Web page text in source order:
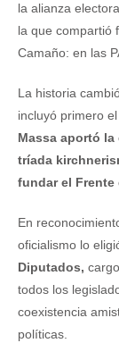
la alianza
la que compartió
Camaño: en las
La historia
incluyó primero el
Massa aportó
tríada
fundar el Frente
En
oficialismo lo
Diputados,
todos los
coexistencia
políticas.